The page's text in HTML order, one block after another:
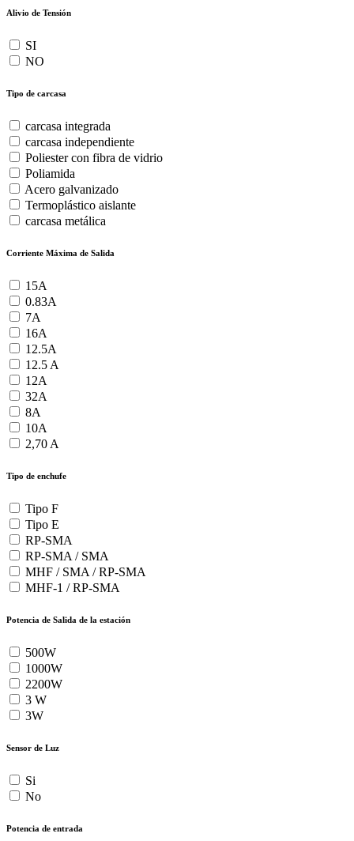
Alivio de Tensión
SI
NO
Tipo de carcasa
carcasa integrada
carcasa independiente
Poliester con fibra de vidrio
Poliamida
Acero galvanizado
Termoplástico aislante
carcasa metálica
Corriente Máxima de Salida
15A
0.83A
7A
16A
12.5A
12.5 A
12A
32A
8A
10A
2,70 A
Tipo de enchufe
Tipo F
Tipo E
RP-SMA
RP-SMA / SMA
MHF / SMA / RP-SMA
MHF-1 / RP-SMA
Potencia de Salida de la estación
500W
1000W
2200W
3 W
3W
Sensor de Luz
Si
No
Potencia de entrada